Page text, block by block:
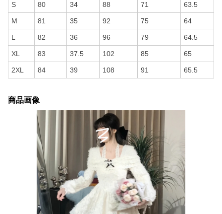
S 80 34 88 71 63.5
M 81 35 92 75 64
L 82 36 96 79 64.5
XL 83 37.5 102 85 65
2XL 84 39 108 91 65.5
商品画像